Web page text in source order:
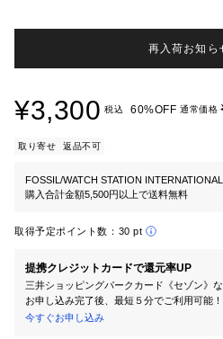
再入荷お知ら
¥3,300 税込 60%OFF 通常価格
取り寄せ 返品不可
FOSSIL/WATCH STATION INTERNATIONAL
購入合計金額5,500円以上で送料無料
取得予定ポイント数： 30 pt
提携クレジットカードで還元率UP
三井ショッピングパークカード《セゾン》
お申し込み完了後、最短５分でご利用可能！
今すぐお申し込み